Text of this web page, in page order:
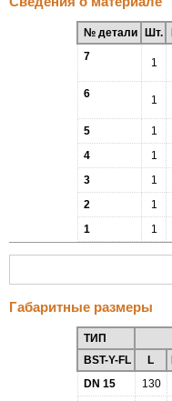
№ детали Шт.
7
1
6 1
5
1
4
1
3
1
2
1
1
1
Габаритные размеры
ТИП
BST-Y-FL
L
DN 15
130